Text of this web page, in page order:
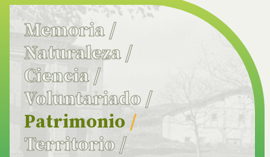
Memoria/
Naturaleza/
Ciencia /
Voluntariado /
Patrimonio /
Territorio /